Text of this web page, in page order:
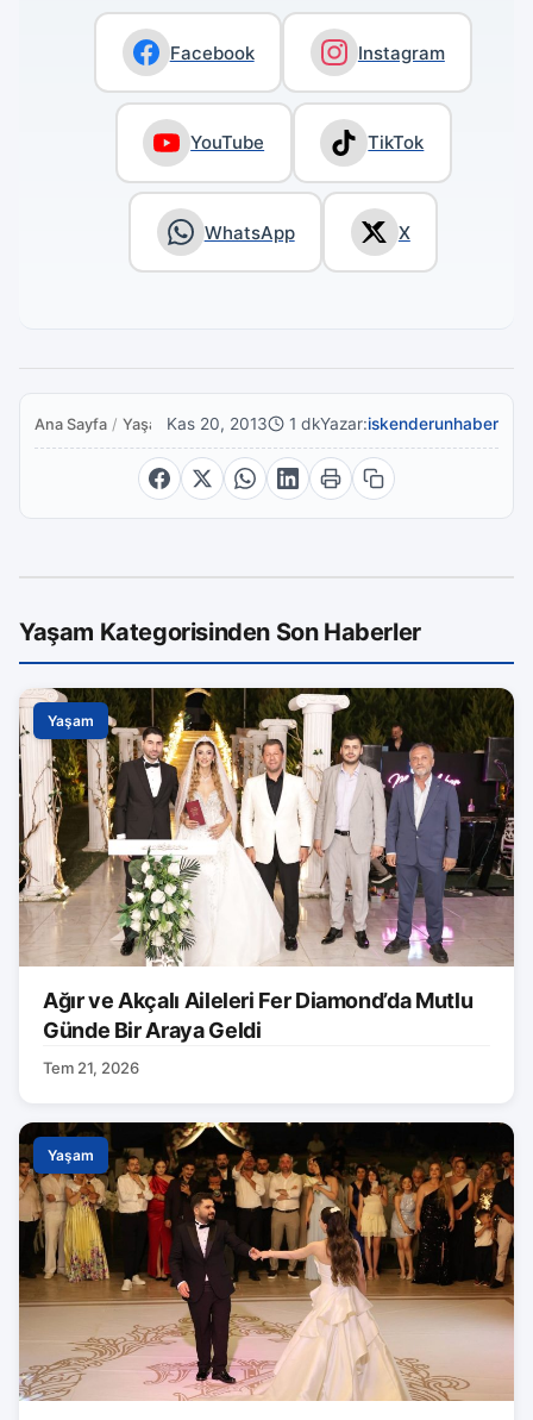
Facebook Instagram
YouTube TikTok
WhatsApp X
Ana Sayfa / YaşamKas 20, 2013 1 dkYazar:iskenderunhaber
Yaşam Kategorisinden Son Haberler
Yaşam
Ağır ve Akçalı Aileleri Fer Diamond’da Mutlu
Günde Bir Araya Geldi
Tem 21, 2026
Yaşam